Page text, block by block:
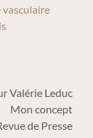
Valérie Leduc
Mon concept
de Presse